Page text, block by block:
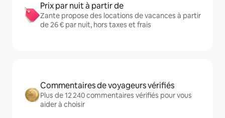
Prix par nuit à partir de
Zante propose des locations de vacances à partir
de 26 € par nuit, hors taxes et frais
Commentaires de voyageurs vérifiés
Plus de 12 240 commentaires vérifiés pour vous
aider à choisir